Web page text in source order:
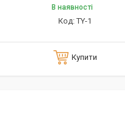
В наявності
TY-1
Купити